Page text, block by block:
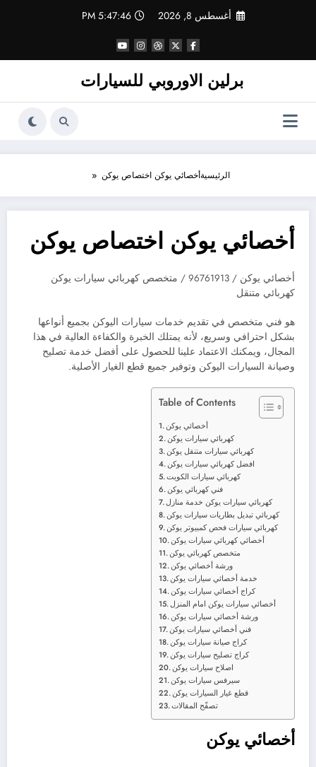
أغسطس 8, 2026 5:47:47 PM
برلين الاوروبي للسيارات
الرئيسيةأخصائي يوكن اختصاص يوكن
أخصائي يوكن اختصاص يوكن
أخصائي يوكن / 96761913 / متخصص كهربائي سيارات يوكن
كهربائي متنقل
هو فني متخصص في تقديم خدمات سيارات اليوكن بجميع أنواعها
بشكل احترافي وسريع، لأنه يمتلك الخبرة والكفاءة العالية في هذا
المجال، ويمكنك الاعتماد علينا للحصول على أفضل خدمة تصليح
وصيانة السيارات اليوكن وتوفير جميع قطع الغيار الأصلية.
Table of Contents
أخصائي يوكن
كهربائي سيارات يوكن
كهربائي سيارات متنقل يوكن
افضل كهربائي سيارات يوكن
كهربائي سيارات الكويت
فني كهربائي يوكن
كهربائي سيارات يوكن خدمة منازل
كهربائي تبديل بطاريات سيارات يوكن
كهربائي سيارات فحص كمبيوتر يوكن
أخصائي كهربائي سيارات يوكن
متخصص كهربائي يوكن
ورشة أخصائي يوكن
خدمة أخصائي سيارات يوكن
كراج أخصائي سيارات يوكن
أخصائي سيارات يوكن امام المنزل
ورشة أخصائي سيارات يوكن
فني أخصائي سيارات يوكن
كراج صيانة سيارات يوكن
كراج تصليح سيارات يوكن
اصلاح سيارات يوكن
سيرفس سيارات يوكن
قطع غيار السيارات يوكن
تصفّح المقالات
أخصائي يوكن